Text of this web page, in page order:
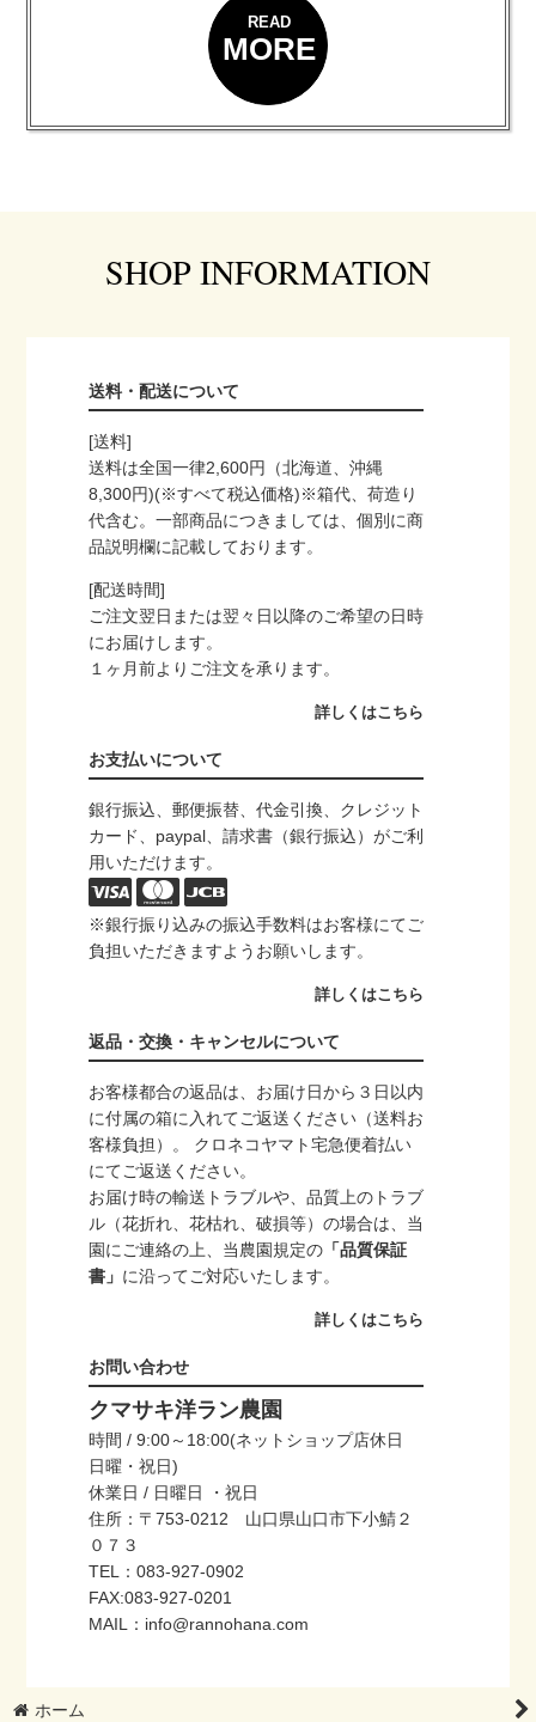
READ
MORE
SHOP INFORMATION
送料・配送について
[送料]
送料は全国一律2,600円（北海道、沖縄
8,300円)(※すべて税込価格)※箱代、荷造り
代含む。一部商品につきましては、個別に商
品説明欄に記載しております。
[配送時間]
ご注文翌日または翌々日以降のご希望の日時
にお届けします。
１ヶ月前よりご注文を承ります。
詳しくはこちら
お支払いについて
銀行振込、郵便振替、代金引換、クレジット
カード、paypal、請求書（銀行振込）がご利
用いただけます。
※銀行振り込みの振込手数料はお客様にてご
負担いただきますようお願いします。
詳しくはこちら
返品・交換・キャンセルについて
お客様都合の返品は、お届け日から３日以内
に付属の箱に入れてご返送ください（送料お
客様負担）。 クロネコヤマト宅急便着払い
にてご返送ください。
お届け時の輸送トラブルや、品質上のトラブ
ル（花折れ、花枯れ、破損等）の場合は、当
園にご連絡の上、当農園規定の 「品質保証
書」 に沿ってご対応いたします。
詳しくはこちら
お問い合わせ
クマサキ洋ラン農園
時間 / 9:00～18:00(ネットショップ店休日
日曜・祝日)
休業日 / 日曜日 ・祝日
住所：〒753-0212 山口県山口市下小鯖２
０７３
TEL：083-927-0902
FAX:083-927-0201
MAIL：info@rannohana.com
ホーム